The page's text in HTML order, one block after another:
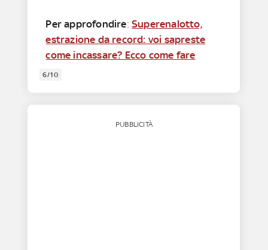
Per approfondire:Superenalotto,
estrazione da record: voi sapreste
come incassare? Ecco come fare
6/10
PUBBLICITÀ